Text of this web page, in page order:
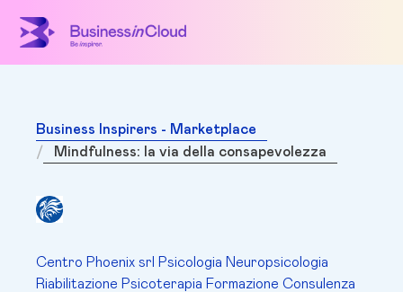
Business Inspirers - Marketplace
Mindfulness: la via della consapevolezza
Centro Phoenix srl Psicologia Neuropsicologia
Riabilitazione Psicoterapia Formazione Consulenza